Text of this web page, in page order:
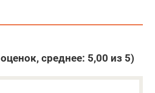
оценок, среднее: 5,00 из 5)